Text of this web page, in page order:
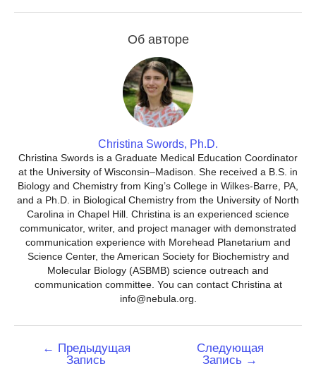
Об авторе
Christina Swords, Ph.D.
Christina Swords is a Graduate Medical Education Coordinator
at the University of Wisconsin–Madison. She received a B.S. in
Biology and Chemistry from King’s College in Wilkes-Barre, PA,
and a Ph.D. in Biological Chemistry from the University of North
Carolina in Chapel Hill. Christina is an experienced science
communicator, writer, and project manager with demonstrated
communication experience with Morehead Planetarium and
Science Center, the American Society for Biochemistry and
Molecular Biology (ASBMB) science outreach and
communication committee. You can contact Christina at
info@nebula.org.
Навигация
← Предыдущая
Запись
Следующая
Запись →